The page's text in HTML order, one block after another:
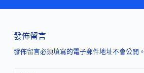
發佈留言
發佈留言必須填寫的電子郵件地址不會公開。